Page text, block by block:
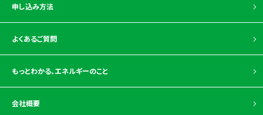
申し込み方法
よくあるご質問
もっとわかる、エネルギーのこと
会社概要